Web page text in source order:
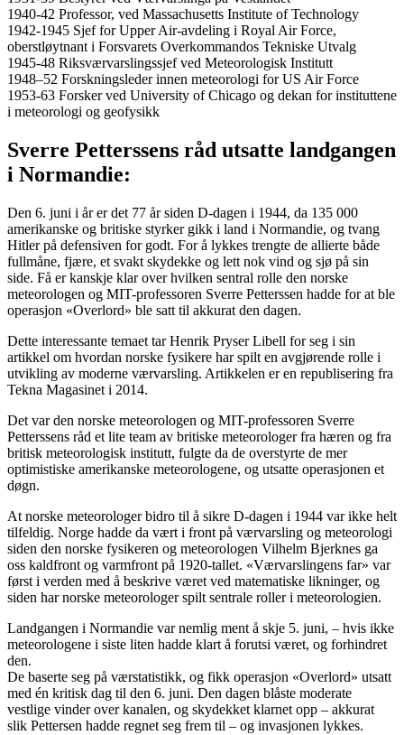
1940-42 Professor, ved Massachusetts Institute of Technology
1942-1945 Sjef for Upper Air-avdeling i Royal Air Force,
oberstløytnant i Forsvarets Overkommandos Tekniske Utvalg
1945-48 Riksværvarslingssjef ved Meteorologisk Institutt
1948–52 Forskningsleder innen meteorologi for US Air Force
1953-63 Forsker ved University of Chicago og dekan for instituttene
i meteorologi og geofysikk
Sverre Petterssens råd utsatte landgangen
i Normandie:
Den 6. juni i år er det 77 år siden D-dagen i 1944, da 135 000
amerikanske og britiske styrker gikk i land i Normandie, og tvang
Hitler på defensiven for godt. For å lykkes trengte de allierte både
fullmåne, fjære, et svakt skydekke og lett nok vind og sjø på sin
side. Få er kanskje klar over hvilken sentral rolle den norske
meteorologen og MIT-professoren Sverre Petterssen hadde for at ble
operasjon «Overlord» ble satt til akkurat den dagen.
Dette interessante temaet tar Henrik Pryser Libell for seg i sin
artikkel om hvordan norske fysikere har spilt en avgjørende rolle i
utvikling av moderne værvarsling. Artikkelen er en republisering fra
Tekna Magasinet i 2014.
Det var den norske meteorologen og MIT-professoren Sverre
Petterssens råd et lite team av britiske meteorologer fra hæren og fra
britisk meteorologisk institutt, fulgte da de overstyrte de mer
optimistiske amerikanske meteorologene, og utsatte operasjonen et
døgn.
At norske meteorologer bidro til å sikre D-dagen i 1944 var ikke helt
tilfeldig. Norge hadde da vært i front på værvarsling og meteorologi
siden den norske fysikeren og meteorologen Vilhelm Bjerknes ga
oss kaldfront og varmfront på 1920-tallet. «Værvarslingens far» var
først i verden med å beskrive været ved matematiske likninger, og
siden har norske meteorologer spilt sentrale roller i meteorologien.
Landgangen i Normandie var nemlig ment å skje 5. juni, – hvis ikke
meteorologene i siste liten hadde klart å forutsi været, og forhindret
den.
De baserte seg på værstatistikk, og fikk operasjon «Overlord» utsatt
med én kritisk dag til den 6. juni. Den dagen blåste moderate
vestlige vinder over kanalen, og skydekket klarnet opp – akkurat
slik Pettersen hadde regnet seg frem til – og invasjonen lykkes.